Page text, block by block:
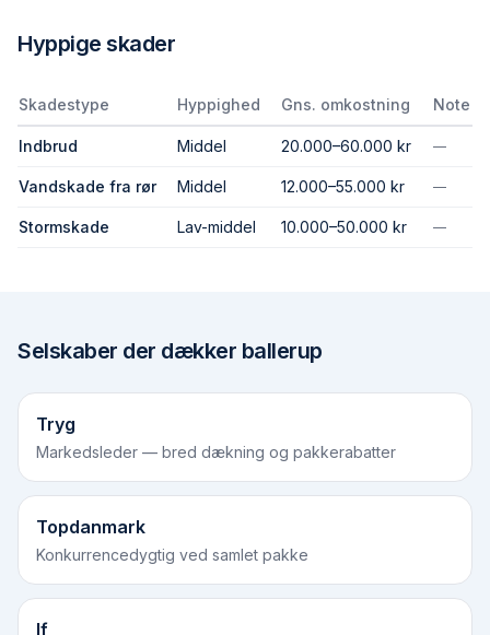
Hyppige skader
Skadestype Hyppighed Gns. omkostning Note
Indbrud Middel 20.000–60.000 kr —
Vandskade fra rør Middel 12.000–55.000 kr —
Stormskade Lav-middel 10.000–50.000 kr —
Selskaber der dækker ballerup
Tryg
Markedsleder — bred dækning og pakkerabatter
Topdanmark
Konkurrencedygtig ved samlet pakke
If